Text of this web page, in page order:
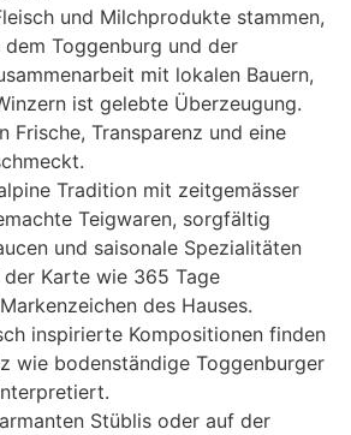
und Milchprodukte stammen,
Toggenburg und der
mit lokalen Bauern,
ist gelebte Überzeugung.
Frische, Transparenz und eine
Tradition mit zeitgemässer
Teigwaren, sorgfältig
und saisonale Spezialitäten
Karte wie 365 Tage
des Hauses.
inspirierte Kompositionen finden
wie bodenständige Toggenburger
Stüblis oder auf der